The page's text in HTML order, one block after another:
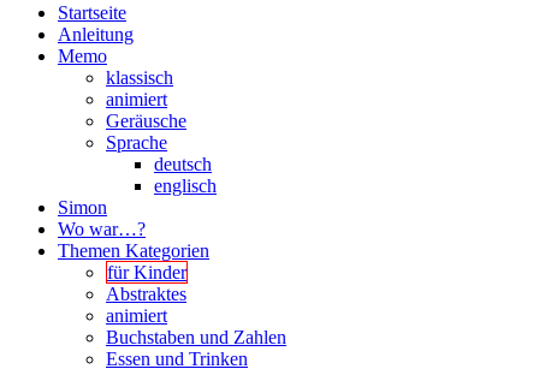
Startseite
Anleitung
Memo
klassisch
animiert
Geräusche
Sprache
deutsch
englisch
Simon
Wo war…?
Themen Kategorien
für Kinder
Abstraktes
animiert
Buchstaben und Zahlen
Essen und Trinken